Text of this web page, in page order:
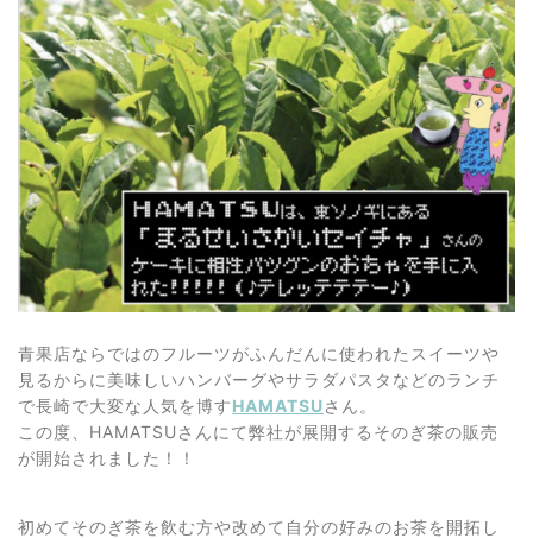
青果店ならではのフルーツがふんだんに使われたスイーツや
見るからに美味しいハンバーグやサラダパスタなどのランチ
で長崎で大変な人気を博すHAMATSUさん。
この度、HAMATSUさんにて弊社が展開するそのぎ茶の販売
が開始されました！！
初めてそのぎ茶を飲む方や改めて自分の好みのお茶を開拓し